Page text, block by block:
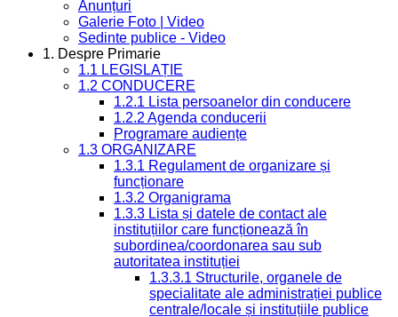
Anunțuri
Galerie Foto | Video
Sedinte publice - Video
1. Despre Primarie
1.1 LEGISLAȚIE
1.2 CONDUCERE
1.2.1 Lista persoanelor din conducere
1.2.2 Agenda conducerii
Programare audiențe
1.3 ORGANIZARE
1.3.1 Regulament de organizare și
funcționare
1.3.2 Organigrama
1.3.3 Lista și datele de contact ale
instituțiilor care funcționează în
subordinea/coordonarea sau sub
autoritatea instituției
1.3.3.1 Structurile, organele de
specialitate ale administrației publice
centrale/locale și instituțiile publice